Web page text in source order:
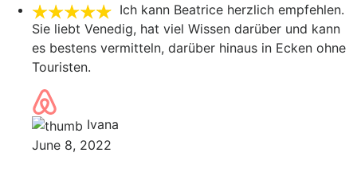
Ich kann Beatrice herzlich empfehlen.
Sie liebt Venedig, hat viel Wissen darüber und kann
es bestens vermitteln, darüber hinaus in Ecken ohne
Touristen.
Ivana
June 8, 2022